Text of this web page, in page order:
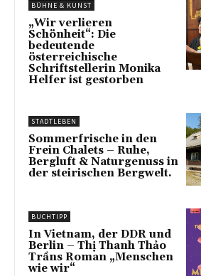
BÜHNE & KUNST
„Wir verlieren
Schönheit“: Die
bedeutende
österreichische
Schriftstellerin Monika
Helfer ist gestorben
STADTLEBEN
Sommerfrische in den
Frein Chalets – Ruhe,
Bergluft & Naturgenuss in
der steirischen Bergwelt.
BUCHTIPP
In Vietnam, der DDR und
Berlin – Thị Thanh Thảo
Trầns Roman „Menschen
wie wir“